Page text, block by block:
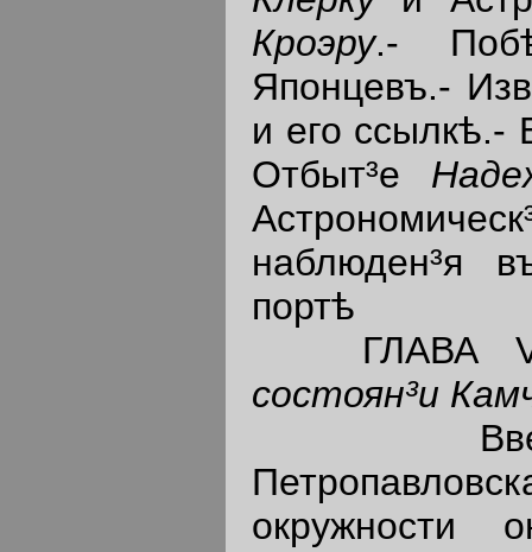
Кроэру.-
Японцевъ.-
и его ссылкѣ.-
Отбыт³е
наблюден³я
портѣ
ГЛАВА
состоян³и
окружности